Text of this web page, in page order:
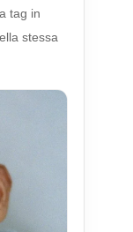
tag in
stessa